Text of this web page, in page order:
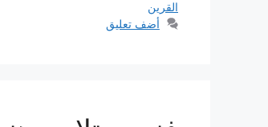
القرين
أضف تعليق